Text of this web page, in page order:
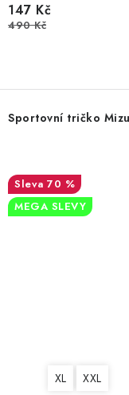
147 Kč
490 Kč
Sportovní tričko
70 %
MEGA SLEVY
XL XXL